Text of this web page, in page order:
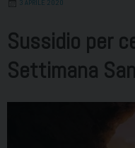
3 APRILE 2020
Sussidio per
Settimana